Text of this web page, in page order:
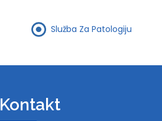
Služba Za Patologiju
Kontakt